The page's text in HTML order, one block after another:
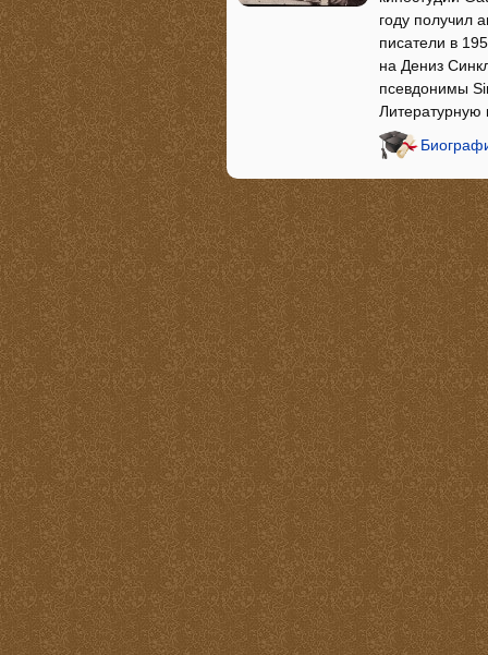
году получил
писатели в
на Дениз
псевдонимы
Литературную